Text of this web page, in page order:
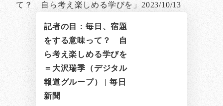
て？ 自ら考え楽しめる学びを」2023/10/13
記者の目：毎日、宿題
をする意味って？ 自
ら考え楽しめる学びを
＝大沢瑞季（デジタル
報道グループ） | 毎日
新聞